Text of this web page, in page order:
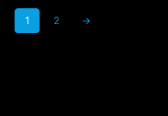
1 2 →